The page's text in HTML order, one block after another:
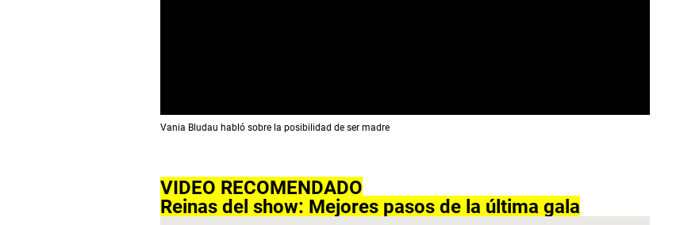
Vania Bludau habló sobre la posibilidad de ser madre
VIDEO RECOMENDADO
Reinas del show: Mejores pasos de la última gala